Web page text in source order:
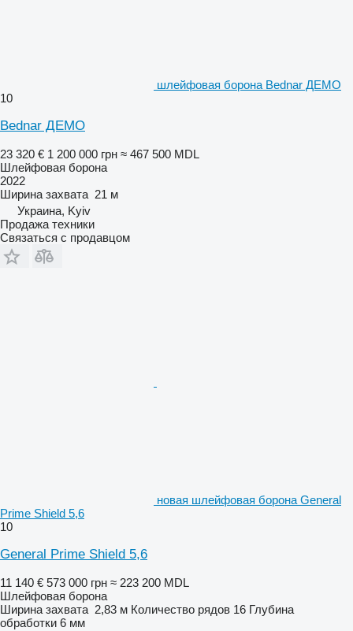
шлейфовая борона Bednar ДЕМО
10
Bednar ДЕМО
23 320 € 1 200 000 грн ≈ 467 500 MDL
Шлейфовая борона
2022
Ширина захвата 21 м
Украина, Kyiv
Продажа техники
Связаться с продавцом
новая шлейфовая борона General
Prime Shield 5,6
10
General Prime Shield 5,6
11 140 € 573 000 грн ≈ 223 200 MDL
Шлейфовая борона
Ширина захвата 2,83 м Количество рядов 16 Глубина
обработки 6 мм